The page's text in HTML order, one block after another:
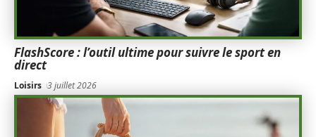
FlashScore : l’outil ultime pour suivre le sport en
direct
Loisirs 3 juillet 2026